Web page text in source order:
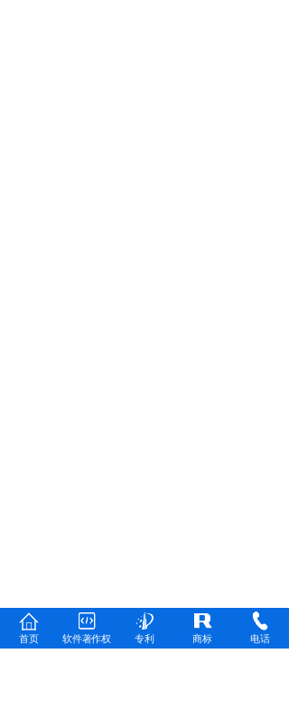
首页 软件著作权 专利 商标 电话